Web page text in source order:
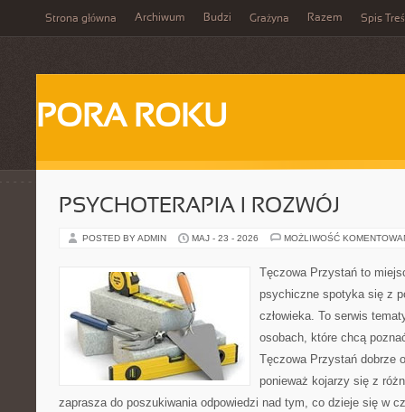
Strona główna Archiwum Budzi Grażyna Razem Spis
PORA ROKU
PSYCHOTERAPIA I ROZWÓJ
POSTED BY ADMIN MAJ - 23 - 2026 MOŻLIWOŚĆ
Tęczowa Przystań to
psychiczne spotyka się z
człowieka. To serwis
osobach, które chcą
Tęczowa Przystań dobrze
ponieważ kojarzy się z
zaprasza do poszukiwania odpowiedzi nad tym, co dzieje się w